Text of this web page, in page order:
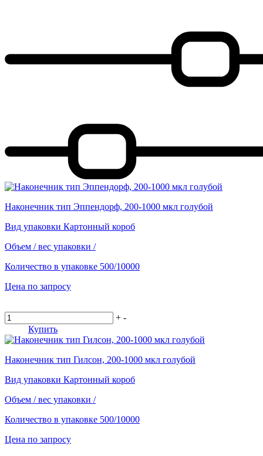
Наконечник тип Эппендорф, 200-1000 мкл голубой
Вид упаковки Картонный короб
Объем / вес упаковки /
Количество в упаковке 500/10000
Цена по запросу
+ -
Купить
Наконечник тип Гилсон, 200-1000 мкл голубой
Вид упаковки Картонный короб
Объем / вес упаковки /
Количество в упаковке 500/10000
Цена по запросу